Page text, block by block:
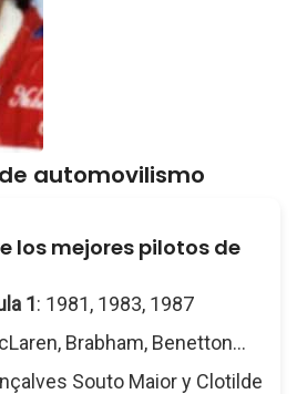
automovilismo
los mejores pilotos de
1: 1981, 1983, 1987
Brabham, Benetton...
Souto Maior y Clotilde